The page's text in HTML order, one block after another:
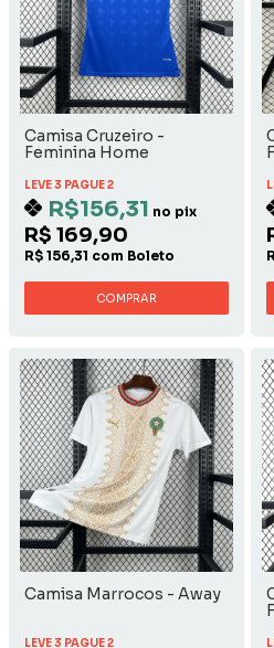
Camisa Cruzeiro -
Feminina Home
LEVE 3 PAGUE 2
R$156,31 no pix
R$ 169,90
R$ 156,31 com Boleto
COMPRAR
Camisa Marrocos - Away
LEVE 3 PAGUE 2